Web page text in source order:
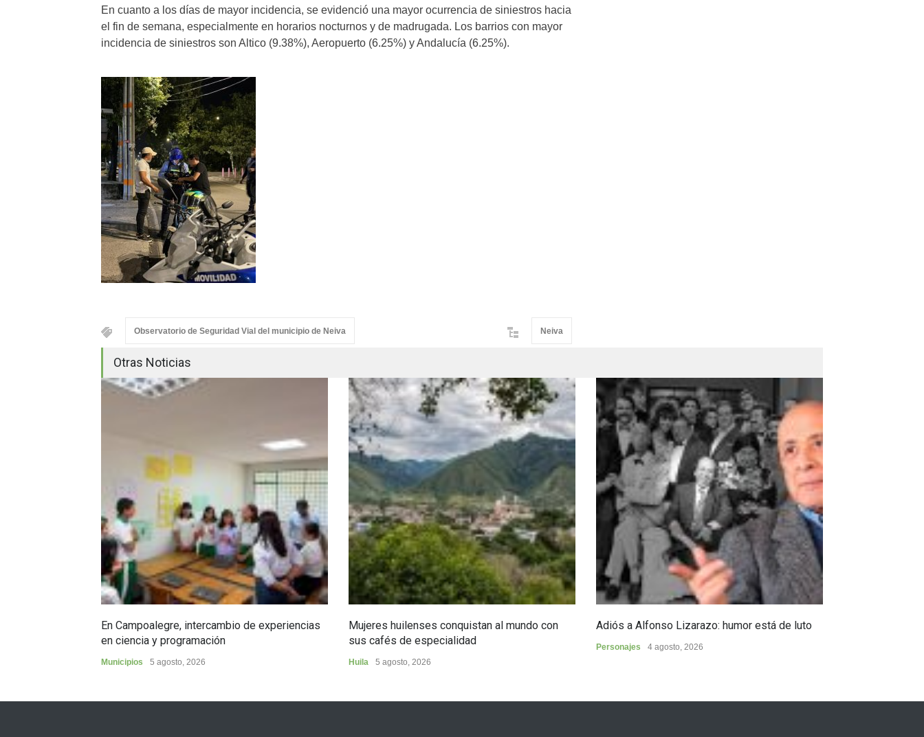
En cuanto a los días de mayor incidencia, se evidenció una mayor ocurrencia de siniestros hacia
el fin de semana, especialmente en horarios nocturnos y de madrugada. Los barrios con mayor
incidencia de siniestros son Altico (9.38%), Aeropuerto (6.25%) y Andalucía (6.25%).
Observatorio de Seguridad Vial del municipio de Neiva Neiva
Otras Noticias
En Campoalegre, intercambio de experiencias
en ciencia y programación
Municipios 5 agosto, 2026
Mujeres huilenses conquistan al mundo con
sus cafés de especialidad
Huila 5 agosto, 2026
Adiós a Alfonso Lizarazo: humor está de luto
Personajes 4 agosto, 2026